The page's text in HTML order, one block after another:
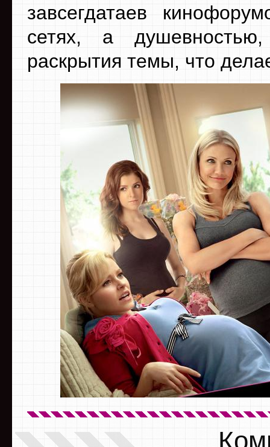
завсегдатаев
сетях, а
раскрытия темы, что